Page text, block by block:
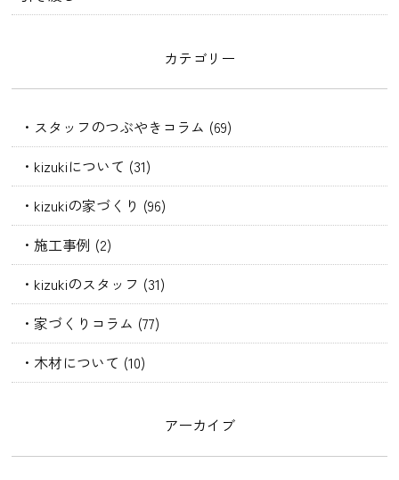
カテゴリー
・スタッフのつぶやきコラム (69)
・kizukiについて (31)
・kizukiの家づくり (96)
・施工事例 (2)
・kizukiのスタッフ (31)
・家づくりコラム (77)
・木材について (10)
アーカイブ